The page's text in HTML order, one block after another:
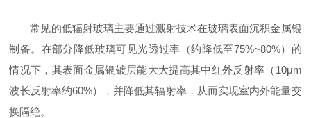
常见的低辐射玻璃主要通过溅射技术在玻璃表面沉积金属银
制备。在部分降低玻璃可见光透过率（约降低至75%~80%）的
情况下，其表面金属银镀层能大大提高其中红外反射率（10μm
波长反射率约60%），并降低其辐射率，从而实现室内外能量交
换隔绝。